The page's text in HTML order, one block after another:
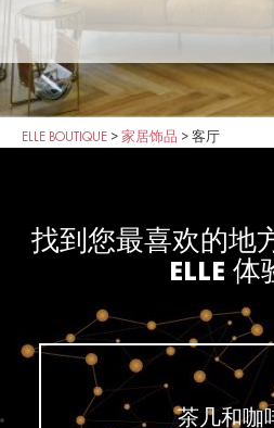
ELLE BOUTIQUE > 家居饰品 > 客厅
找到您最喜欢的地
ELLE 体
茶几和咖